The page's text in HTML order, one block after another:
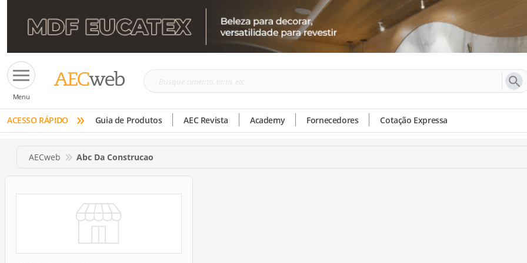
Menu
Busque
tinta,
etc
ACESSO RÁPIDO » Guia de Produtos AEC Revista Academy Fornecedores Cotação Expressa
AECweb Abc Da Construcao